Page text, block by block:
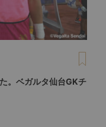
。ベガルタ仙台GKチ